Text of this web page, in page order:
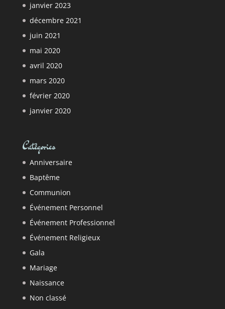
janvier 2023
décembre 2021
juin 2021
mai 2020
avril 2020
mars 2020
février 2020
janvier 2020
Catégories
Anniversaire
Baptême
Communion
Événement Personnel
Événement Professionnel
Événement Religieux
Gala
Mariage
Naissance
Non classé